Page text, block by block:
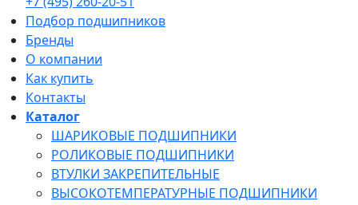
Подбор подшипников
Бренды
О компании
Как купить
Контакты
Каталог
ШАРИКОВЫЕ ПОДШИПНИКИ
РОЛИКОВЫЕ ПОДШИПНИКИ
ВТУЛКИ ЗАКРЕПИТЕЛЬНЫЕ
ВЫСОКОТЕМПЕРАТУРНЫЕ ПОДШИПНИКИ